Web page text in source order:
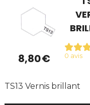
0 avis
8,80€
TS13 Vernis brillant